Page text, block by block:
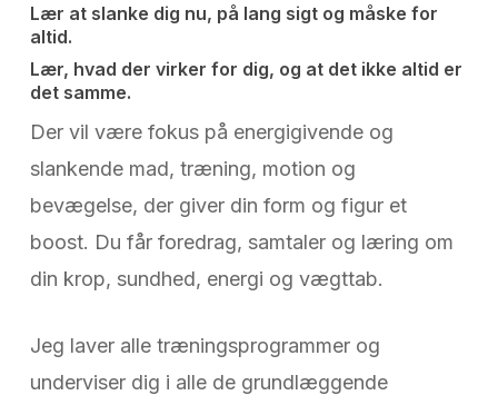
Lær at slanke dig nu, på lang sigt og måske for
altid.
Lær, hvad der virker for dig, og at det ikke altid er
det samme.
Der vil være fokus på energigivende og
slankende mad, træning, motion og
bevægelse, der giver din form og figur et
boost. Du får foredrag, samtaler og læring om
din krop, sundhed, energi og vægttab.
Jeg laver alle træningsprogrammer og
underviser dig i alle de grundlæggende